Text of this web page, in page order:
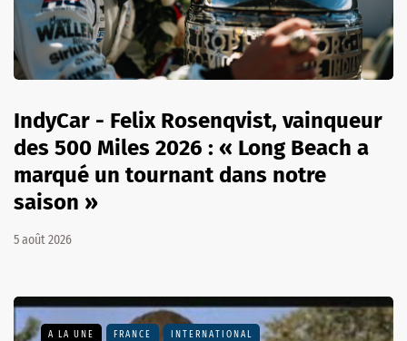
IndyCar - Felix Rosenqvist, vainqueur
des 500 Miles 2026 : « Long Beach a
marqué un tournant dans notre
saison »
5 août 2026
A LA UNE FRANCE INTERNATIONAL